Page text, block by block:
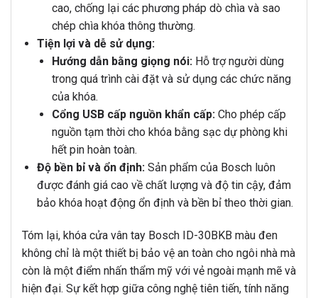
cao, chống lại các phương pháp dò chìa và sao
chép chìa khóa thông thường.
Tiện lợi và dễ sử dụng:
Hướng dẫn bằng giọng nói:Hỗ trợ người dùng
trong quá trình cài đặt và sử dụng các chức năng
của khóa.
Cổng USB cấp nguồn khẩn cấp:Cho phép cấp
nguồn tạm thời cho khóa bằng sạc dự phòng khi
hết pin hoàn toàn.
Độ bền bỉ và ổn định:Sản phẩm của Bosch luôn
được đánh giá cao về chất lượng và độ tin cậy, đảm
bảo khóa hoạt động ổn định và bền bỉ theo thời gian.
Tóm lại, khóa cửa vân tay Bosch ID-30BKB màu đen
không chỉ là một thiết bị bảo vệ an toàn cho ngôi nhà mà
còn là một điểm nhấn thẩm mỹ với vẻ ngoài mạnh mẽ và
hiện đại. Sự kết hợp giữa công nghệ tiên tiến, tính năng